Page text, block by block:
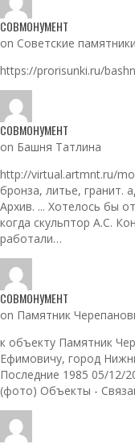
СОВМОНУМЕНТ
on Советские
https://prorisunki.ru/
СОВМОНУМЕНТ
on Башня Татлина
http://virtual.artmnt.ru/
бронза, литье, гранит.
Архив. ... Хотелось бы
когда скульптор А.С.
работали…
СОВМОНУМЕНТ
on Памятник
к объекту Памятник
Ефимовичу, город
Последние 1985 05/12/
(фото) Объекты -